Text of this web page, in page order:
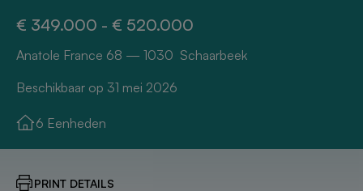
€ 349.000 - € 520.000
Anatole France 68 — 1030 Schaarbeek
Beschikbaar op 31 mei 2026
6 Eenheden
PRINT DETAILS